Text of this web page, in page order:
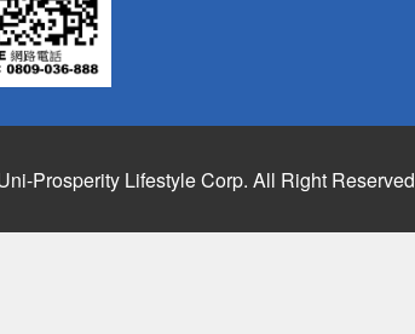
Prosperity Lifestyle Corp. All Right Reserved